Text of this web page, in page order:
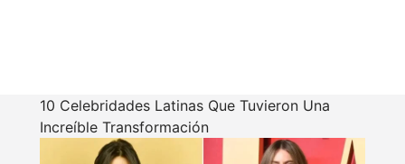
10 Celebridades Latinas Que Tuvieron Una
Increíble Transformación